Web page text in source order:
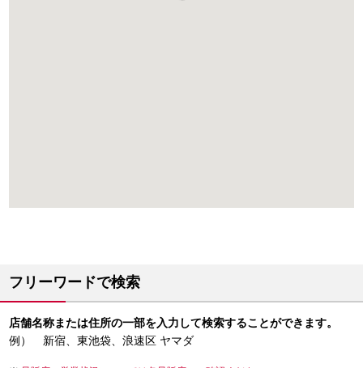
フリーワードで検索
店舗名称または住所の一部を入力して検索することができます。
例） 新宿、東池袋、浪速区 ヤマダ